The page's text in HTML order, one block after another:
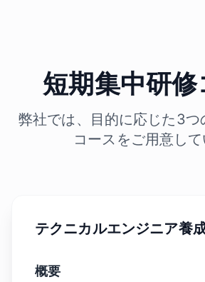
短期集中研修
弊社では、目的に応じた3つ
コースをご用意し
テクニカルエンジニア養
概要